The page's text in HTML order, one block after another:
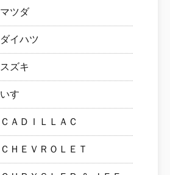
マツダ
ダイハツ
スズキ
いすゞ
ＣＡＤＩＬＬＡＣ
ＣＨＥＶＲＯＬＥＴ